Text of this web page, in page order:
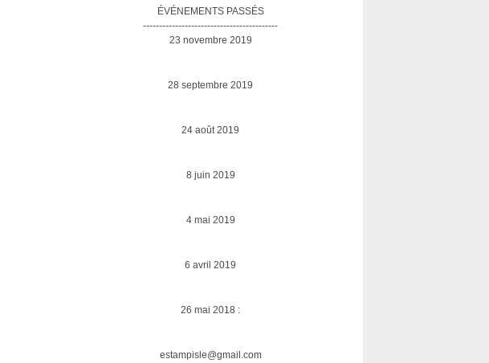
ÉVÉNEMENTS PASSÉS
------------------------------------------
23 novembre 2019
28 septembre 2019
24 août 2019
8 juin 2019
4 mai 2019
6 avril 2019
26 mai 2018 :
estampisle@gmail.com